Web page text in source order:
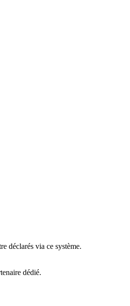
déclarés via ce système.
dédié.